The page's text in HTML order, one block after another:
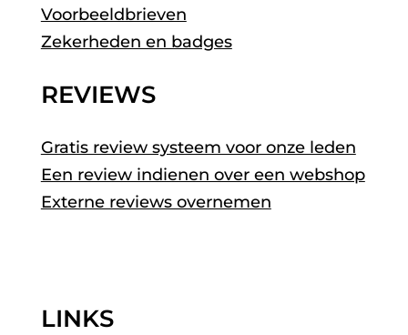
Voorbeeldbrieven
Zekerheden en badges
REVIEWS
Gratis review systeem voor onze leden
Een review indienen over een webshop
Externe reviews overnemen
LINKS